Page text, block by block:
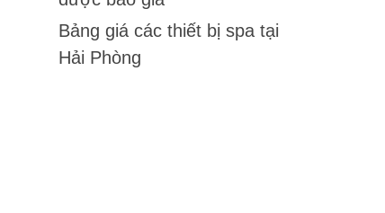
Bảng giá các thiết bị spa tại
Hải Phòng